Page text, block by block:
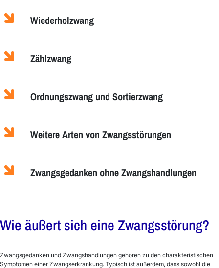
Wiederholzwang
Zählzwang
Ordnungszwang und Sortierzwang
Weitere Arten von Zwangsstörungen
Zwangsgedanken ohne Zwangshandlungen
Wie äußert sich eine Zwangsstörung?
Zwangsgedanken und Zwangshandlungen gehören zu den charakteristischen
Symptomen einer Zwangserkrankung. Typisch ist außerdem, dass sowohl die